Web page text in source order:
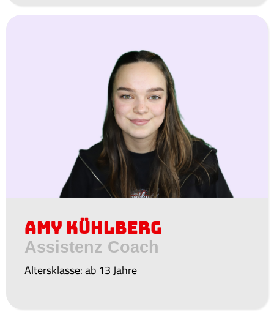
Amy Kühlberg
Assistenz Coach
Altersklasse: ab 13 Jahre